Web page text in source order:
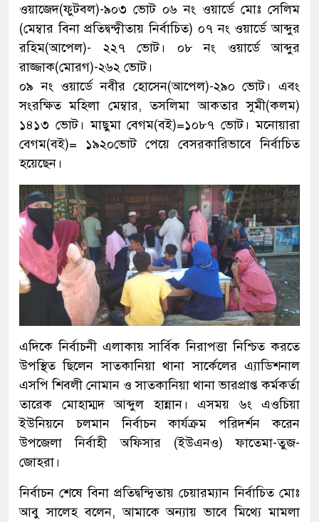
ওয়াজেদ(ফুটবল)-৯০৩ ভোট ০৬ নং ওয়ার্ডে মোঃ সেলিম
(মেম্বার বিনা প্রতিদ্বন্দ্বীতায় নির্বাচিত) ০৭ নং ওয়ার্ডে আব্দুর
রহিম(আপেল)- ২২৭ ভোট। ০৮ নং ওয়ার্ডে আব্দুর
রাজ্জাক(মোরগ)-২৬২ ভোট।
০৯ নং ওয়ার্ডে নবীর হোসেন(আপেল)-২৯০ ভোট। এবং
সংরক্ষিত মহিলা মেম্বার, তসলিমা আকতার সুমী(কলম)
১৪১৩ ভোট। মাছুমা বেগম(বই)=১০৮৭ ভোট। মনোয়ারা
বেগম(বই)= ১৯২০ভোট পেয়ে বেসরকারিভাবে নির্বাচিত
হয়েছেন।
এদিকে নির্বাচনী এলাকায় সার্বিক নিরাপত্তা নিশ্চিত করতে
উপস্থিত ছিলেন সাতকানিয়া থানা সার্কেলের এ‍্যাডিশনাল
এসপি শিবলী নোমান ও সাতকানিয়া থানা ভারপ্রাপ্ত কর্মকর্তা
তারেক মোহাম্মদ আব্দুল হান্নান। এসময় ৬ং এওচিয়া
ইউনিয়নে চলমান নির্বাচন কার্যক্রম পরিদর্শন করেন
উপজেলা নির্বাহী অফিসার (ইউএনও) ফাতেমা-তুজ-
জোহরা।
নির্বাচন শেষে বিনা প্রতিদ্বন্দ্বিতায় চেয়ারম্যান নির্বাচিত মোঃ
আবু সালেহ বলেন, আমাকে অন্যায় ভাবে মিথ্যে মামলা